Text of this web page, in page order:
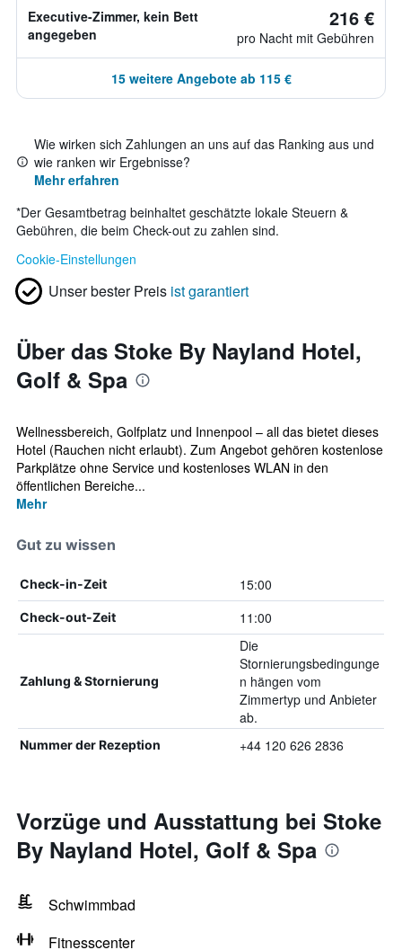
Executive-Zimmer, kein Bett
angegeben
216 €
pro Nacht mit Gebühren
15 weitere Angebote ab 115 €
Wie wirken sich Zahlungen an uns auf das Ranking aus und
wie ranken wir Ergebnisse?
Mehr erfahren
*Der Gesamtbetrag beinhaltet geschätzte lokale Steuern &
Gebühren, die beim Check-out zu zahlen sind.
Cookie-Einstellungen
Unser bester Preis ist garantiert
Über das Stoke By Nayland Hotel,
Golf & Spa
Wellnessbereich, Golfplatz und Innenpool – all das bietet dieses
Hotel (Rauchen nicht erlaubt). Zum Angebot gehören kostenlose
Parkplätze ohne Service und kostenloses WLAN in den
öffentlichen Bereiche...
Mehr
Gut zu wissen
Check-in-Zeit 15:00
Check-out-Zeit 11:00
Zahlung & Stornierung
Die
Stornierungsbedingunge
n hängen vom
Zimmertyp und Anbieter
ab.
Nummer der Rezeption +44 120 626 2836
Vorzüge und Ausstattung bei Stoke
By Nayland Hotel, Golf & Spa
Schwimmbad
Fitnesscenter